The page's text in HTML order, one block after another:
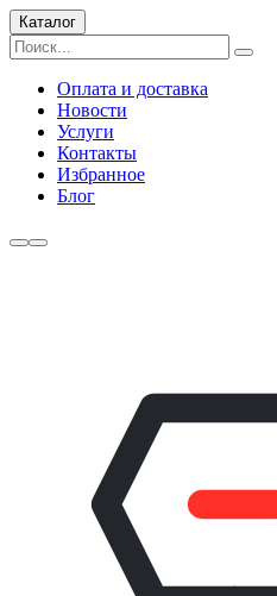
Каталог
Оплата и доставка
Новости
Услуги
Контакты
Избранное
Блог